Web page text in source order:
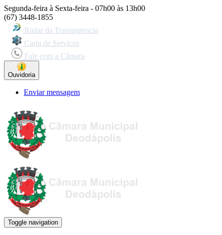
Segunda-feira à Sexta-feira - 07h00 às 13h00
(67) 3448-1855
Radar da Transparencia
Carta de Serviços
Fale com a Câmara
Ouvidoria
Enviar mensagem
Toggle navigation